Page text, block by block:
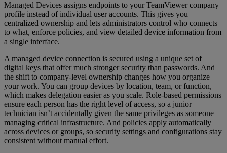
Managed Devices assigns endpoints to your TeamViewer company
profile instead of individual user accounts. This gives you
centralized ownership and lets administrators control who connects
to what, enforce policies, and view detailed device information from
a single interface.
A managed device connection is secured using a unique set of
digital keys that offer much stronger security than passwords. And
the shift to company-level ownership changes how you organize
your work. You can group devices by location, team, or function,
which makes delegation easier as you scale. Role-based permissions
ensure each person has the right level of access, so a junior
technician isn’t accidentally given the same privileges as someone
managing critical infrastructure. And policies apply automatically
across devices or groups, so security settings and configurations stay
consistent without manual effort.